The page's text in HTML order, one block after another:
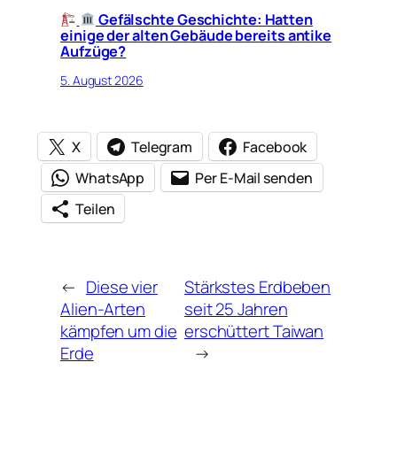
Gefälschte Geschichte: Hatten
einige der alten Gebäude bereits antike
Aufzüge?
5. August 2026
X Telegram
Facebook
WhatsApp
Per E-Mail senden
Teilen
← Diese vier
Alien-Arten
kämpfen um die
Erde
Stärkstes Erdbeben
seit 25 Jahren
erschüttert Taiwan
→